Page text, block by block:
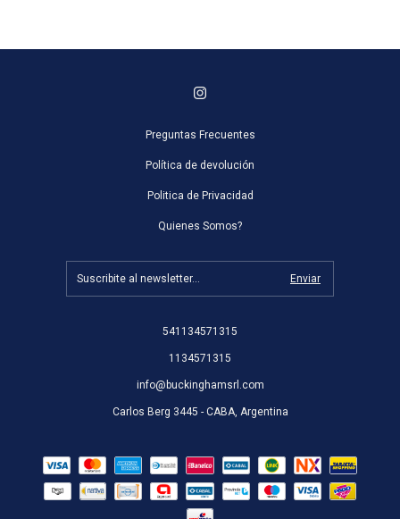
Preguntas Frecuentes
Política de devolución
Politica de Privacidad
Quienes Somos?
541134571315
1134571315
info@buckinghamsrl.com
Carlos Berg 3445 - CABA, Argentina